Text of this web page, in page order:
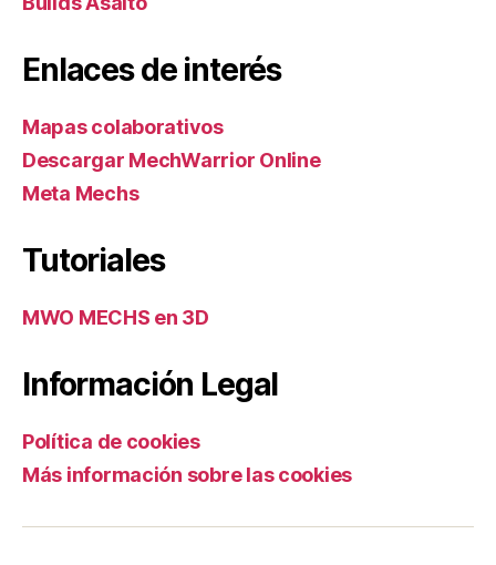
Enlaces de interés
Mapas colaborativos
Descargar MechWarrior Online
Meta Mechs
Tutoriales
MWO MECHS en 3D
Información Legal
Política de cookies
Más información sobre las cookies